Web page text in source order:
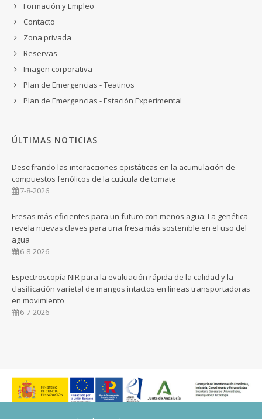
Formación y Empleo
Contacto
Zona privada
Reservas
Imagen corporativa
Plan de Emergencias - Teatinos
Plan de Emergencias - Estación Experimental
ÚLTIMAS NOTICIAS
Descifrando las interacciones epistáticas en la acumulación de
compuestos fenólicos de la cutícula de tomate
7-8-2026
Fresas más eficientes para un futuro con menos agua: La genética
revela nuevas claves para una fresa más sostenible en el uso del
agua
6-8-2026
Espectroscopía NIR para la evaluación rápida de la calidad y la
clasificación varietal de mangos intactos en líneas transportadoras
en movimiento
6-7-2026